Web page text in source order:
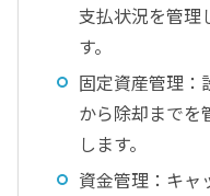
支払状況を管理
す。
固定資産管理：
から除却までを
します。
資金管理：キャ